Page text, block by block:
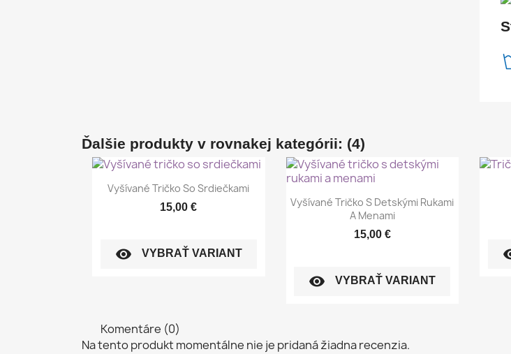
Ďalšie produkty v rovnakej kategórii: (4)
Rýchly náhľad
Vyšívané Tričko So Srdiečkami
15,00 €
visibility VYBRAŤ VARIANT
Rýchly náhľad
Vyšívané Tričko S Detskými Rukami
A Menami
15,00 €
visibility VYBRAŤ VARIANT
Komentáre (0)
Na tento produkt momentálne nie je pridaná žiadna recenzia.